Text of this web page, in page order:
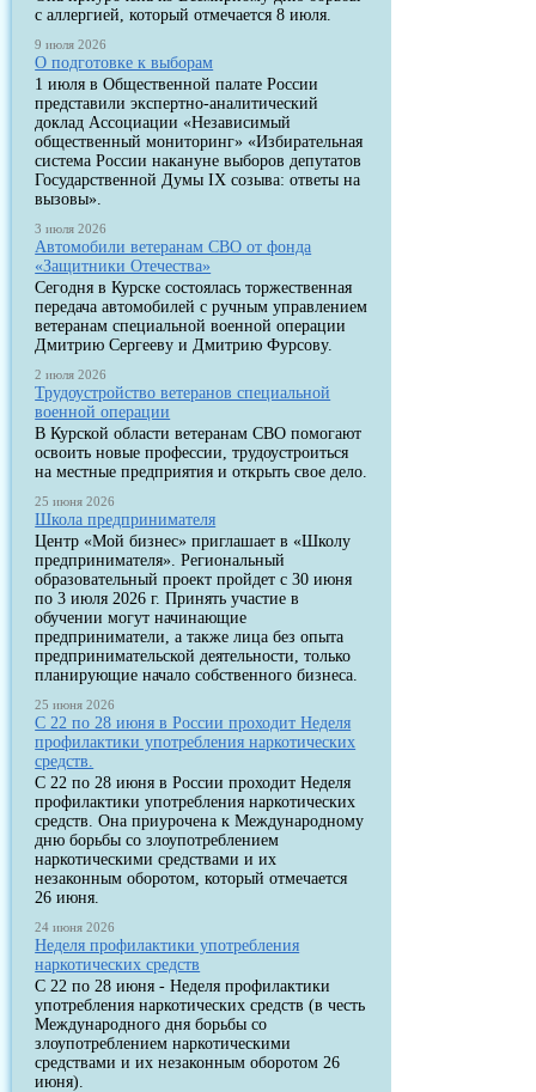
с аллергией, который отмечается 8 июля.
9 июля 2026
О подготовке к выборам
1 июля в Общественной палате России
представили экспертно-аналитический
доклад Ассоциации «Независимый
общественный мониторинг» «Избирательная
система России накануне выборов депутатов
Государственной Думы IX созыва: ответы на
вызовы».
3 июля 2026
Автомобили ветеранам СВО от фонда
«Защитники Отечества»
Сегодня в Курске состоялась торжественная
передача автомобилей с ручным управлением
ветеранам специальной военной операции
Дмитрию Сергееву и Дмитрию Фурсову.
2 июля 2026
Трудоустройство ветеранов специальной
военной операции
В Курской области ветеранам СВО помогают
освоить новые профессии, трудоустроиться
на местные предприятия и открыть свое дело.
25 июня 2026
Школа предпринимателя
Центр «Мой бизнес» приглашает в «Школу
предпринимателя». Региональный
образовательный проект пройдет с 30 июня
по 3 июля 2026 г. Принять участие в
обучении могут начинающие
предприниматели, а также лица без опыта
предпринимательской деятельности, только
планирующие начало собственного бизнеса.
25 июня 2026
С 22 по 28 июня в России проходит Неделя
профилактики употребления наркотических
средств.
С 22 по 28 июня в России проходит Неделя
профилактики употребления наркотических
средств. Она приурочена к Международному
дню борьбы со злоупотреблением
наркотическими средствами и их
незаконным оборотом, который отмечается
26 июня.
24 июня 2026
Неделя профилактики употребления
наркотических средств
С 22 по 28 июня - Неделя профилактики
употребления наркотических средств (в честь
Международного дня борьбы со
злоупотреблением наркотическими
средствами и их незаконным оборотом 26
июня).